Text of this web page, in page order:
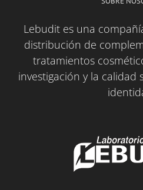
Lebudit es una
distribución de
tratamientos
investigación y la